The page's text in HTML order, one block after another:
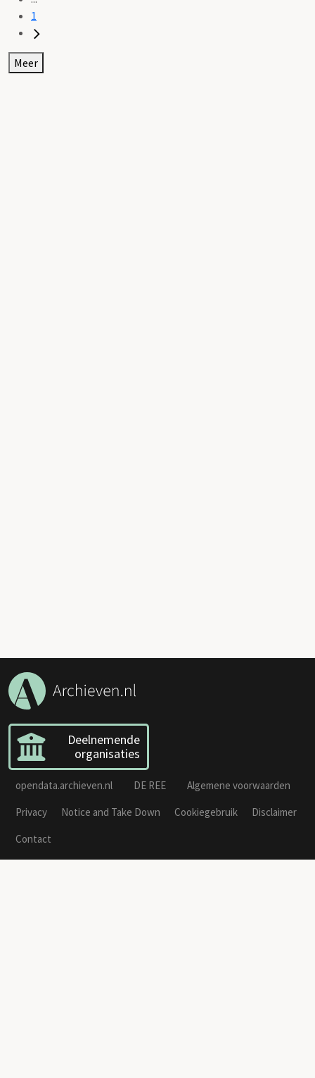
1
Meer
Deelnemende
organisaties
opendata.archieven.nl DE REE
Algemene voorwaarden
Privacy
Notice and Take Down Cookiegebruik
Disclaimer
Contact